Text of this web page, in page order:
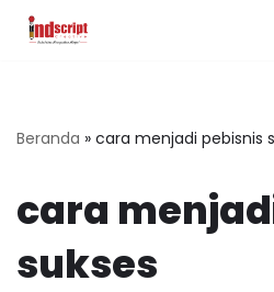
Beranda » cara menjadi pebisnis
cara
sukses